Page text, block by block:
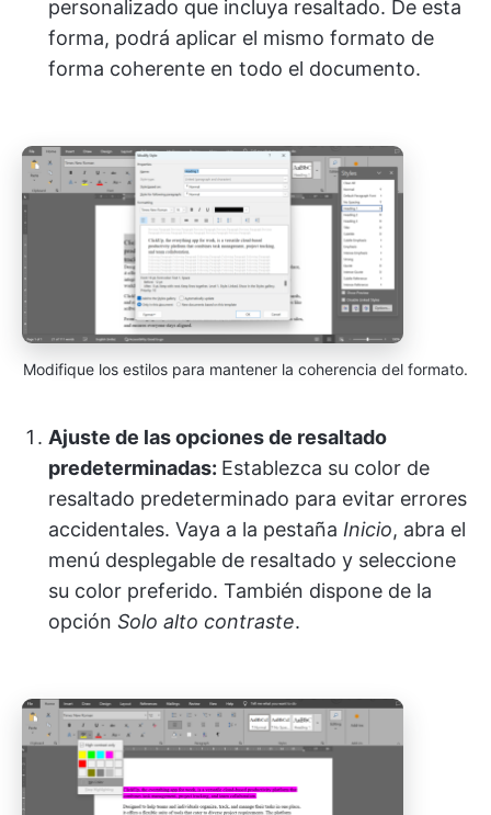
personalizado que incluya resaltado. De esta
forma, podrá aplicar el mismo formato de
forma coherente en todo el documento.
Modifique los estilos para mantener la coherencia del formato.
Ajuste de las opciones de resaltado
predeterminadas: Establezca su color de
resaltado predeterminado para evitar errores
accidentales. Vaya a la pestaña Inicio, abra el
menú desplegable de resaltado y seleccione
su color preferido. También dispone de la
opción Solo alto contraste.